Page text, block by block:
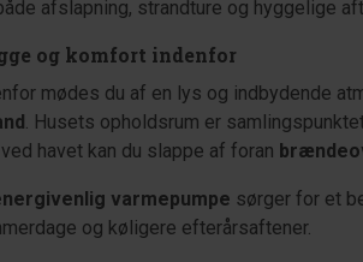
afslapning, strandture og hyggelige
og komfort indenfor
mødes du af en lys og indbydende
. Husets opholdsrum er
havet kan du slappe af foran
varmepumpe sørger for et
og køligere efterårsaftener.